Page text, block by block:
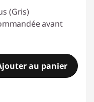
(Gris)
avant
au panier